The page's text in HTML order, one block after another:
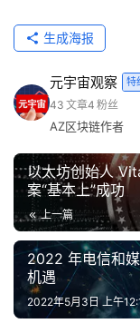
生成海报
元宇宙观察 特
43 文章4 粉丝
AZ区块链作者
以太坊创始人
案“基本上”成功
上一篇
2022 年电信和
机遇
2022年5月3日 上午